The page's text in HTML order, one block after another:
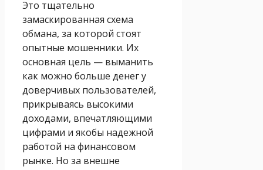
Это тщательно
замаскированная схема
обмана, за которой стоят
опытные мошенники. Их
основная цель — выманить
как можно больше денег у
доверчивых пользователей,
прикрываясь высокими
доходами, впечатляющими
цифрами и якобы надежной
работой на финансовом
рынке. Но за внешне